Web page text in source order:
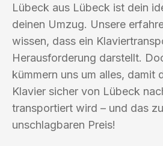
Lübeck aus Lübeck ist dein
deinen Umzug. Unsere
wissen, dass ein
Herausforderung darstellt.
kümmern uns um alles, damit
Klavier sicher von Lübeck
transportiert wird – und das
unschlagbaren Preis!